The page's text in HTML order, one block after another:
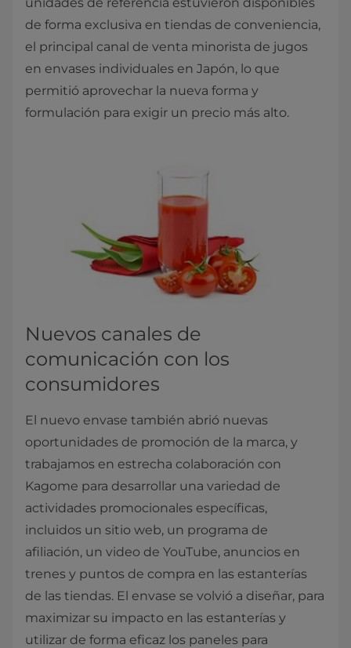
de forma exclusiva en tiendas de conveniencia,
el principal canal de venta minorista de jugos
en envases individuales en Japón, lo que
permitió aprovechar la nueva forma y
formulación para exigir un precio más alto.
Nuevos canales de
comunicación con los
consumidores
El nuevo envase también abrió nuevas
oportunidades de promoción de la marca, y
trabajamos en estrecha colaboración con
Kagome para desarrollar una variedad de
actividades promocionales específicas,
incluidos un sitio web, un programa de
afiliación, un video de YouTube, anuncios en
trenes y puntos de compra en las estanterías
de las tiendas. El envase se volvió a diseñar, para
maximizar su impacto en las estanterías y
utilizar de forma eficaz los paneles para